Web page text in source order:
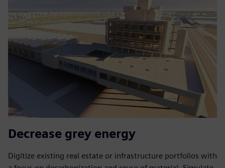
Decrease grey energy
Digitize existing real estate or infrastructure portfolios with